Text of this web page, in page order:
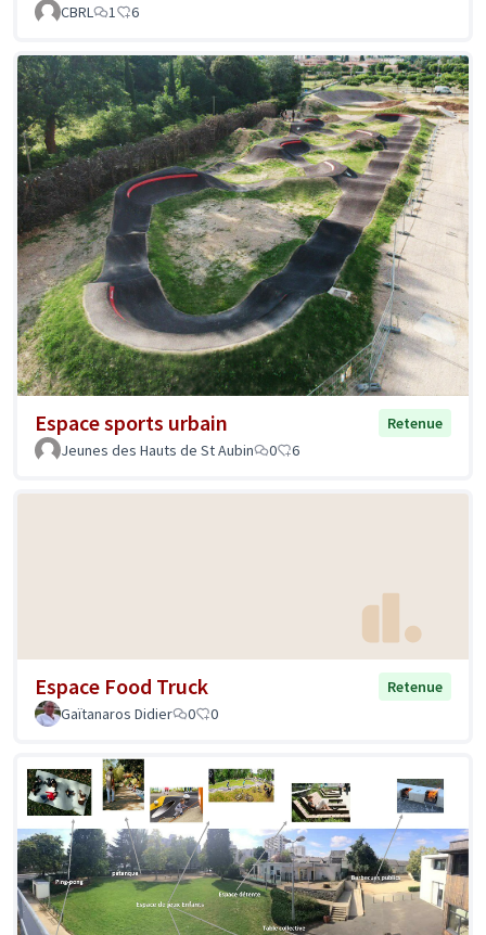
CBRL 1 6
Espace sports urbain
Retenue
Jeunes des Hauts de St Aubin
0 6
Espace Food Truck
Retenue
Gaïtanaros Didier
0 0